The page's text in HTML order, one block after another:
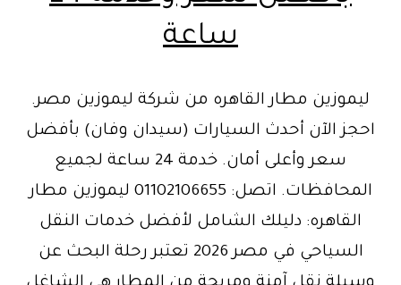
ساعة
ليموزين مطار القاهره من شركة ليموزين مصر.
احجز الآن أحدث السيارات (سيدان وفان) بأفضل
سعر وأعلى أمان. خدمة 24 ساعة لجميع
المحافظات. اتصل: 01102106655 ليموزين مطار
القاهره: دليلك الشامل لأفضل خدمات النقل
السياحي في مصر 2026 تعتبر رحلة البحث عن